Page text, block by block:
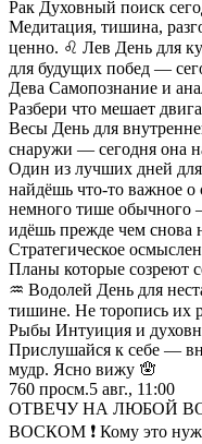
Рак Духовный поиск
Медитация, тишина,
ценно. ♌ Лев День для
для будущих побед —
Дева Самопознание и
Разбери что мешает
Весы День для
снаружи — сегодня она
Один из лучших дней
найдёшь что-то важное о
немного тише обычного
идёшь прежде чем снова
Стратегическое
Планы которые созреют
♒ Водолей День для
тишине. Не торопись их
Рыбы Интуиция и
Прислушайся к себе —
мудр. Ясно вижу 🪬
760 просм.5 авг., 11:00
ОТВЕЧУ НА ЛЮБОЙ
ВОСКОМ ❗️ Кому это